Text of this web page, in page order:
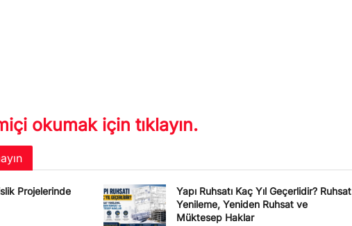
okumak için tıklayın.
Projelerinde
Yapı Ruhsatı Kaç Yıl Geçerlidir? Ruhsat
Yenileme, Yeniden Ruhsat ve
Müktesep Haklar